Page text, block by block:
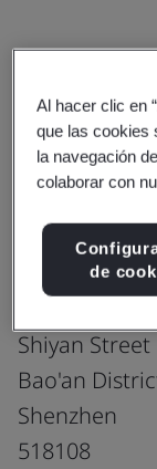
Yihe Plastic
1-5/F of
EVA
Shiyan Street
Bao'an
Shenzhen
518108
Al hacer clic en
que las cookies
la navegación
colaborar con
de